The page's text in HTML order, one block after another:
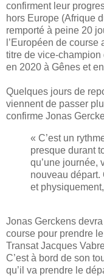
confirment leur
hors Europe (Afrique
remporté à peine 20
l’Européen de
titre de vice-champion
en 2020 à Gênes et
Quelques jours de
viennent de passer
confirme Jonas
« C’est un
presque durant
qu’une journée,
nouveau départ.
et
Jonas Gerckens
course pour prendre
Transat Jacques
C’est à bord de son
qu’il va prendre le